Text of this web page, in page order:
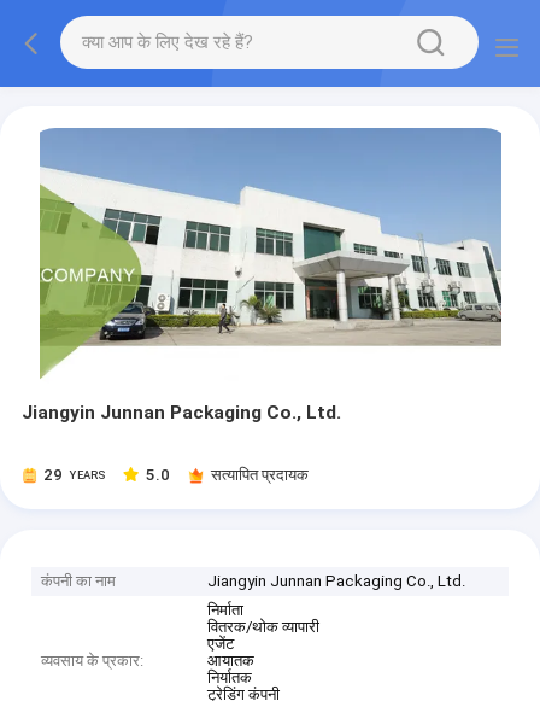
Jiangyin Junnan Packaging Co., Ltd.
29 YEARS 5.0 सत्यापित प्रदायक
कंपनी का नाम Jiangyin Junnan Packaging Co., Ltd.
व्यवसाय के प्रकार:
निर्माता
वितरक/थोक व्यापारी
एजेंट
आयातक
निर्यातक
ट्रेडिंग कंपनी